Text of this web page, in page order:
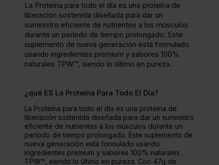
La Proteína para todo el día es una proteína de
liberación sostenida diseñada para dar un
suministro eficiente de nutrientes a los músculos
durante un período de tiempo prolongado. Este
suplemento de nueva generación está formulado
usando ingredientes premium y sabores 100%
naturales TPW™, siendo lo último en pureza.
¿qué ES La Proteína Para Todo El Día?
La Proteína para todo el día es una proteína de
liberación sostenida diseñada para dar un suministro
eficiente de nutrientes a los músculos durante un
período de tiempo prolongado. Este suplemento de
nueva generación está formulado usando
ingredientes premium y sabores 100% naturales
TPW™, siendo lo último en pureza. Con 47g de